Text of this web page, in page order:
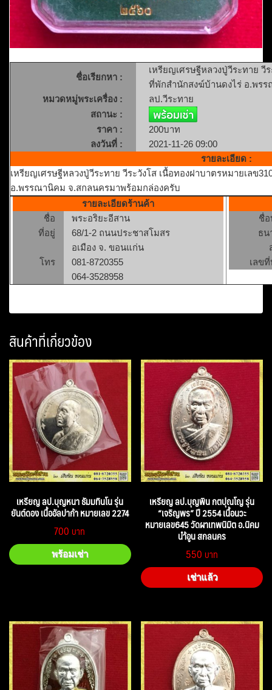
ชื่อเรียกหา :
เหรียญเศรษฐีหลวงปู่วีระทาย วี
ที่พักสำนักสงฆ์บ้านดงไร่ อ.พร
หมวดหมู่พระเครื่อง :
ลป.วีระทาย
สถานะ :
ราคา :
200บาท
ลงวันที่ :
2021-11-26 09:00
รายละเอียด :
เหรียญเศรษฐีหลวงปู่วีระทาย วีระวังโส เนื้อทองฝาบาตรหมายเลข
อ.พรรณานิคม จ.สกลนครมาพร้อมกล่องครับ
รายละเอียดร้านค้า
ชื่อ
พระอริยะอีสาน
ที่อยู่
68/1-2 ถนนประชาสโมสร
อเมือง จ. ขอนแก่น
โทร
081-8720355
064-3528958
ชื่
ธน
เลข
สินค้าที่เกี่ยวข้อง
เหรียญ ลป.บุญหนา ธัมมทินโน รุ่น
ยันต์ดอง เนื้ออัลปาก้า หมายเลข 2274
700
พร้อมเช่า
เหรียญ ลป.บุญพิน กตปุณโญ รุ่น
“เจริญพร” ปี 2554 เนื้อนวะ
หมายเลข645 วัดผาเทพนิมิต อ.นิคม
นำ้อูน สกลนคร
550
เช่าแล้ว